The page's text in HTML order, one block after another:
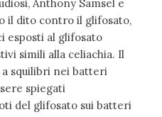
Anthony Samsel e
il dito contro il glifosato,
esposti al glifosato
simili alla celiachia. Il
a squilibri nei batteri
spiegati
del glifosato sui batteri